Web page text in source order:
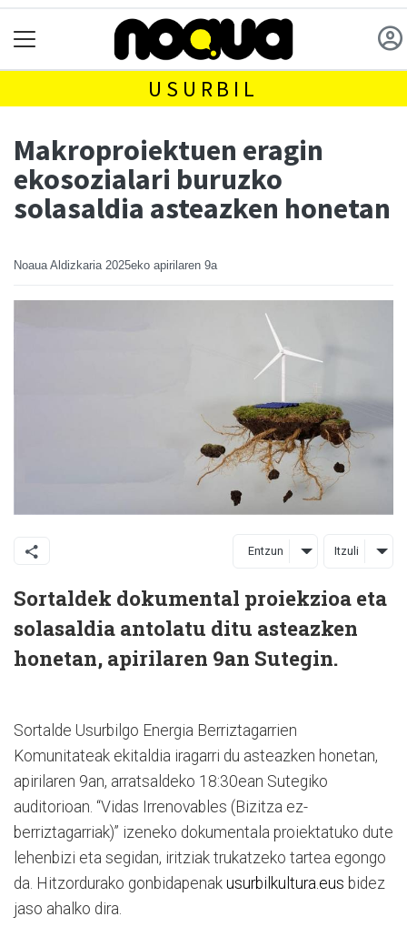
USURBIL
Makroproiektuen eragin
ekosozialari buruzko
solasaldia asteazken honetan
Noaua Aldizkaria 2025eko apirilaren 9a
Entzun Itzuli
Sortaldek dokumental proiekzioa eta
solasaldia antolatu ditu asteazken
honetan, apirilaren 9an Sutegin.
Sortalde Usurbilgo Energia Berriztagarrien
Komunitateak ekitaldia iragarri du asteazken honetan,
apirilaren 9an, arratsaldeko 18:30ean Sutegiko
auditorioan. “Vidas Irrenovables (Bizitza ez-
berriztagarriak)” izeneko dokumentala proiektatuko dute
lehenbizi eta segidan, iritziak trukatzeko tartea egongo
da. Hitzordurako gonbidapenak usurbilkultura.eus bidez
jaso ahalko dira.